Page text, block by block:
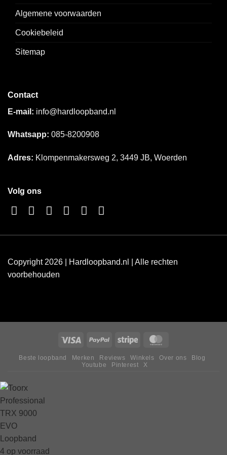
Algemene voorwaarden
Cookiebeleid
Sitemap
Contact
E-mail: info@hardloopband.nl
Whatsapp: 085-8200908
Adres: Klompenmakersweg 2, 3449 JB, Woerden
Volg ons
Copyright 2026 | Hardloopband.nl | Alle rechten
voorbehouden
Beste loopband Merken Reviews Winkels Over ons
Blog
Youtube
Pinterest X
4 op voorraad